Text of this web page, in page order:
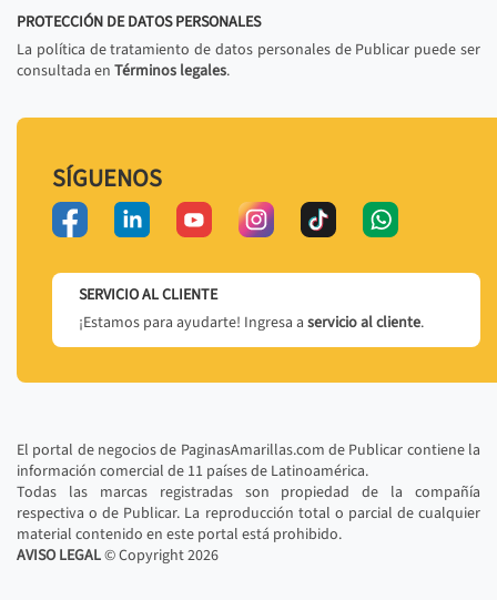
PROTECCIÓN DE DATOS PERSONALES
La política de tratamiento de datos personales de Publicar puede ser
consultada en Términos legales.
SÍGUENOS
SERVICIO AL CLIENTE
¡Estamos para ayudarte! Ingresa a servicio al cliente.
El portal de negocios de PaginasAmarillas.com de Publicar contiene la
información comercial de 11 países de Latinoamérica.
Todas las marcas registradas son propiedad de la compañía
respectiva o de Publicar. La reproducción total o parcial de cualquier
material contenido en este portal está prohibido.
AVISO LEGAL© Copyright2026